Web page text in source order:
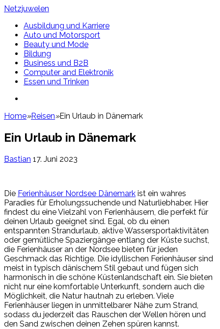
Netzjuwelen
Ausbildung und Karriere
Auto und Motorsport
Beauty und Mode
Bildung
Business und B2B
Computer and Elektronik
Essen und Trinken
Home»Reisen»Ein Urlaub in Dänemark
Ein Urlaub in Dänemark
Bastian 17. Juni 2023
Die Ferienhäuser Nordsee Dänemark ist ein wahres
Paradies für Erholungssuchende und Naturliebhaber. Hier
findest du eine Vielzahl von Ferienhäusern, die perfekt für
deinen Urlaub geeignet sind. Egal, ob du einen
entspannten Strandurlaub, aktive Wassersportaktivitäten
oder gemütliche Spaziergänge entlang der Küste suchst,
die Ferienhäuser an der Nordsee bieten für jeden
Geschmack das Richtige. Die idyllischen Ferienhäuser sind
meist in typisch dänischem Stil gebaut und fügen sich
harmonisch in die schöne Küstenlandschaft ein. Sie bieten
nicht nur eine komfortable Unterkunft, sondern auch die
Möglichkeit, die Natur hautnah zu erleben. Viele
Ferienhäuser liegen in unmittelbarer Nähe zum Strand,
sodass du jederzeit das Rauschen der Wellen hören und
den Sand zwischen deinen Zehen spüren kannst.